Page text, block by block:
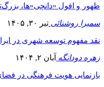
ظهور و افول «دانچی»ها،
سمیرا روشنائی تیر ۳۰, ۱۴۰۵
نقد مفهوم توسعه شهری در
زهره دودانگه آبان ۲, ۱۴۰۴
بازنمایی هویت فرهنگی در